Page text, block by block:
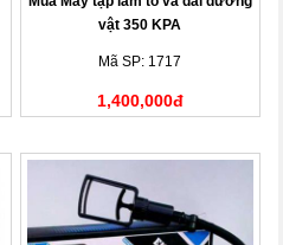
vật 350 KPA
Mã SP: 1717
1,400,000đ